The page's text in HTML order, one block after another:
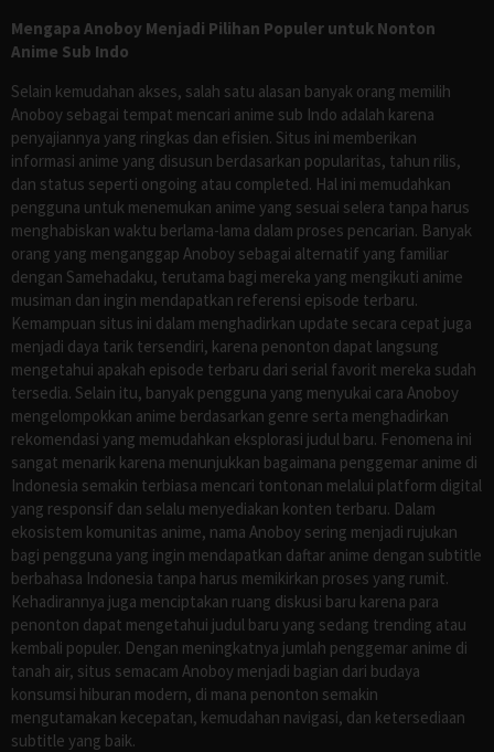
Mengapa Anoboy Menjadi Pilihan Populer untuk Nonton
Anime Sub Indo
Selain kemudahan akses, salah satu alasan banyak orang memilih
Anoboy sebagai tempat mencari anime sub Indo adalah karena
penyajiannya yang ringkas dan efisien. Situs ini memberikan
informasi anime yang disusun berdasarkan popularitas, tahun rilis,
dan status seperti ongoing atau completed. Hal ini memudahkan
pengguna untuk menemukan anime yang sesuai selera tanpa harus
menghabiskan waktu berlama-lama dalam proses pencarian. Banyak
orang yang menganggap Anoboy sebagai alternatif yang familiar
dengan Samehadaku, terutama bagi mereka yang mengikuti anime
musiman dan ingin mendapatkan referensi episode terbaru.
Kemampuan situs ini dalam menghadirkan update secara cepat juga
menjadi daya tarik tersendiri, karena penonton dapat langsung
mengetahui apakah episode terbaru dari serial favorit mereka sudah
tersedia. Selain itu, banyak pengguna yang menyukai cara Anoboy
mengelompokkan anime berdasarkan genre serta menghadirkan
rekomendasi yang memudahkan eksplorasi judul baru. Fenomena ini
sangat menarik karena menunjukkan bagaimana penggemar anime di
Indonesia semakin terbiasa mencari tontonan melalui platform digital
yang responsif dan selalu menyediakan konten terbaru. Dalam
ekosistem komunitas anime, nama Anoboy sering menjadi rujukan
bagi pengguna yang ingin mendapatkan daftar anime dengan subtitle
berbahasa Indonesia tanpa harus memikirkan proses yang rumit.
Kehadirannya juga menciptakan ruang diskusi baru karena para
penonton dapat mengetahui judul baru yang sedang trending atau
kembali populer. Dengan meningkatnya jumlah penggemar anime di
tanah air, situs semacam Anoboy menjadi bagian dari budaya
konsumsi hiburan modern, di mana penonton semakin
mengutamakan kecepatan, kemudahan navigasi, dan ketersediaan
subtitle yang baik.